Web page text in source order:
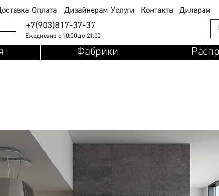
Оплата Дилерам
Дизайнерам Услуги
Контакты
+7(903)817-37-37
Ежедневно с 10:00 до 21:00
Фабрики